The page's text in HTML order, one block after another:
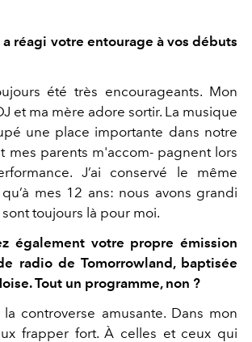
a réagi votre entourage à vos débuts
été très encourageants. Mon
et ma mère adore sortir. La musique
une place importante dans notre
mes parents m'accom- pagnent lors
J’ai conservé le même
mes 12 ans: nous avons grandi
toujours là pour moi.
également votre propre émission
radio de Tomorrowland, baptisée
Tout un programme, non ?
controverse amusante. Dans mon
frapper fort. À celles et ceux qui